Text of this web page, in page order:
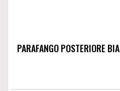
PARAFANGO POSTERIORE